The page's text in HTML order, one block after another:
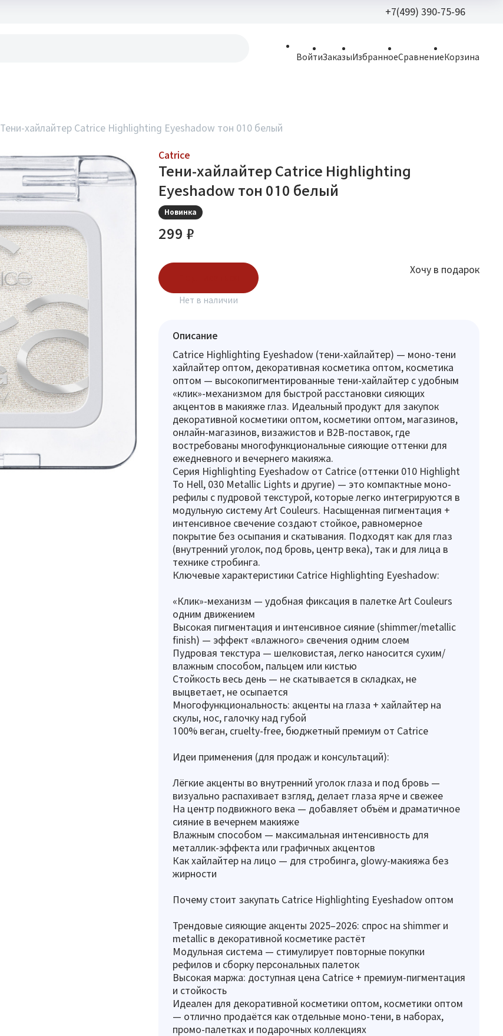
+7(499) 390-75-96
ВойтиЗаказыИзбранноеСравнениеКорзина
Тени-хайлайтер Catrice Highlighting Eyeshadow тон 010 белый
Catrice
Тени-хайлайтер Catrice Highlighting
Eyeshadow тон 010 белый
Новинка
299 ₽
Нет в наличии
Хочу в подарок
Описание
Catrice Highlighting Eyeshadow (тени-хайлайтер) — моно-тени
хайлайтер оптом, декоративная косметика оптом, косметика
оптом — высокопигментированные тени-хайлайтер с удобным
«клик»-механизмом для быстрой расстановки сияющих
акцентов в макияже глаз. Идеальный продукт для закупок
декоративной косметики оптом, косметики оптом, магазинов,
онлайн-магазинов, визажистов и B2B-поставок, где
востребованы многофункциональные сияющие оттенки для
ежедневного и вечернего макияжа.
Серия Highlighting Eyeshadow от Catrice (оттенки 010 Highlight
To Hell, 030 Metallic Lights и другие) — это компактные моно-
рефилы с пудровой текстурой, которые легко интегрируются в
модульную систему Art Couleurs. Насыщенная пигментация +
интенсивное свечение создают стойкое, равномерное
покрытие без осыпания и скатывания. Подходят как для глаз
(внутренний уголок, под бровь, центр века), так и для лица в
технике стробинга.
Ключевые характеристики Catrice Highlighting Eyeshadow:
«Клик»-механизм — удобная фиксация в палетке Art Couleurs
одним движением
Высокая пигментация и интенсивное сияние (shimmer/metallic
finish) — эффект «влажного» свечения одним слоем
Пудровая текстура — шелковистая, легко наносится сухим/
влажным способом, пальцем или кистью
Стойкость весь день — не скатывается в складках, не
выцветает, не осыпается
Многофункциональность: акценты на глаза + хайлайтер на
скулы, нос, галочку над губой
100% веган, cruelty-free, бюджетный премиум от Catrice
Идеи применения (для продаж и консультаций):
Лёгкие акценты во внутренний уголок глаза и под бровь —
визуально распахивает взгляд, делает глаза ярче и свежее
На центр подвижного века — добавляет объём и драматичное
сияние в вечернем макияже
Влажным способом — максимальная интенсивность для
металлик-эффекта или графичных акцентов
Как хайлайтер на лицо — для стробинга, glowy-макияжа без
жирности
Почему стоит закупать Catrice Highlighting Eyeshadow оптом
Трендовые сияющие акценты 2025–2026: спрос на shimmer и
metallic в декоративной косметике растёт
Модульная система — стимулирует повторные покупки
рефилов и сборку персональных палеток
Высокая маржа: доступная цена Catrice + премиум-пигментация
и стойкость
Идеален для декоративной косметики оптом, косметики оптом
— отлично продаётся как отдельные моно-тени, в наборах,
промо-палетках и подарочных коллекциях